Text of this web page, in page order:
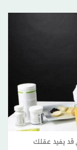
قد يفيد عقلك